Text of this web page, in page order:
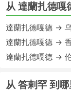
从 達蘭扎德嘎
達蘭扎德嘎德 →
達蘭扎德嘎德 →
達蘭扎德嘎德 →
从 答剌罕 到